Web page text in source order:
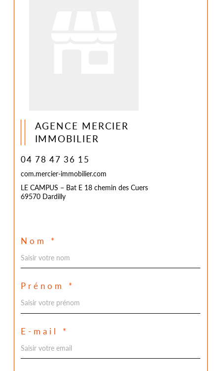
AGENCE MERCIER
IMMOBILIER
04 78 47 36 15
com.mercier-immobilier.com
LE CAMPUS – Bat E 18 chemin des Cuers
69570 Dardilly
Nom *
Prénom *
E-mail *